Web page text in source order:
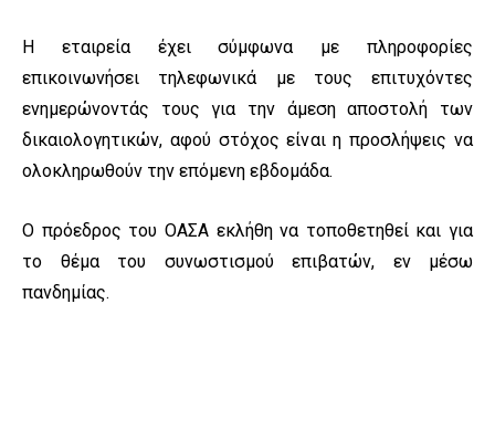
Η εταιρεία έχει σύμφωνα με πληροφορίες
επικοινωνήσει τηλεφωνικά με τους επιτυχόντες
ενημερώνοντάς τους για την άμεση αποστολή των
δικαιολογητικών, αφού στόχος είναι η προσλήψεις να
ολοκληρωθούν την επόμενη εβδομάδα.
Ο πρόεδρος του ΟΑΣΑ εκλήθη να τοποθετηθεί και για
το θέμα του συνωστισμού επιβατών, εν μέσω
πανδημίας.